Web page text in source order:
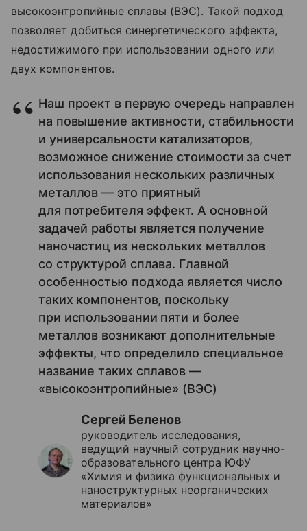
высокоэнтропийные сплавы (ВЭС). Такой подход
позволяет добиться синергетического эффекта,
недостижимого при использовании одного или
двух компонентов.
Наш проект в первую очередь направлен
на повышение активности, стабильности
и универсальности катализаторов,
возможное снижение стоимости за счет
использования нескольких различных
металлов — это приятный
для потребителя эффект. А основной
задачей работы является получение
наночастиц из нескольких металлов
со структурой сплава. Главной
особенностью подхода является число
таких компонентов, поскольку
при использовании пяти и более
металлов возникают дополнительные
эффекты, что определило специальное
название таких сплавов —
«высокоэнтропийные» (ВЭС)
Сергей Беленов
руководитель исследования,
ведущий научный сотрудник научно-
образовательного центра ЮФУ
«Химия и физика функциональных и
наноструктурных неорганических
материалов»